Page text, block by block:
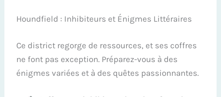
Houndfield : Inhibiteurs et Énigmes Littéraires
Ce district regorge de ressources, et ses coffres
ne font pas exception. Préparez-vous à des
énigmes variées et à des quêtes passionnantes.